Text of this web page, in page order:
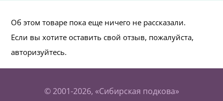
Об этом товаре пока еще ничего не рассказали.
Если вы хотите оставить свой отзыв, пожалуйста,
авторизуйтесь.
© 2001-2026, «Сибирская подкова»